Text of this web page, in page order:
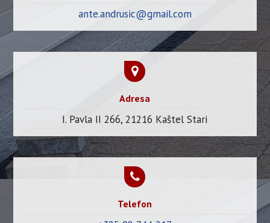
ante.andrusic@gmail.com
Adresa
I. Pavla II 266, 21216 Kaštel Stari
Telefon